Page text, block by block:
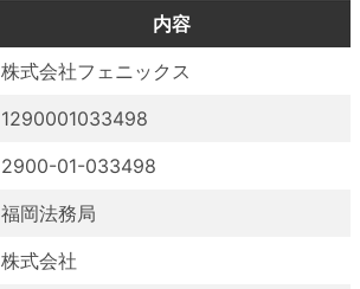
内容
株式会社フェニックス
1290001033498
2900-01-033498
福岡法務局
株式会社